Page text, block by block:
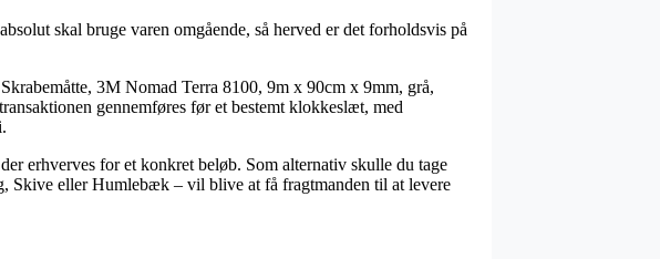
skal bruge varen omgående, så herved er det forholdsvis på
3M Nomad Terra 8100, 9m x 90cm x 9mm, grå,
gennemføres før et bestemt klokkeslæt, med
erhverves for et konkret beløb. Som alternativ skulle du tage
Skive eller Humlebæk – vil blive at få fragtmanden til at levere